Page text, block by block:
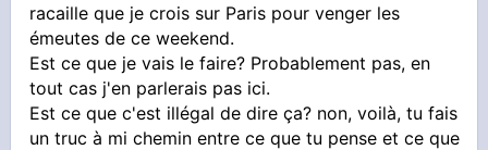
racaille que je crois sur Paris pour venger les
émeutes de ce weekend.
Est ce que je vais le faire? Probablement pas, en
tout cas j'en parlerais pas ici.
Est ce que c'est illégal de dire ça? non, voilà, tu fais
un truc à mi chemin entre ce que tu pense et ce que